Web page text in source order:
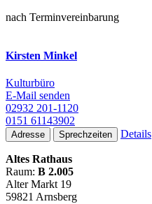
nach Terminvereinbarung
Kirsten Minkel
Kulturbüro
E-Mail senden
02932 201-1120
0151 61143902
Adresse Sprechzeiten Details
Altes Rathaus
Raum: B 2.005
Alter Markt 19
59821 Arnsberg